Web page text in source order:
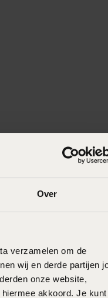
Over
verzamelen om de
wij en derde partijen
onze website,
akkoord. Je